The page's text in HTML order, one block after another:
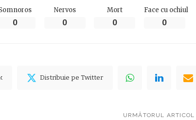
0
Nervos
0
Mort
0
Face cu ochiul
0
Distribuie pe Twitter
URMĂTORUL ARTICOL